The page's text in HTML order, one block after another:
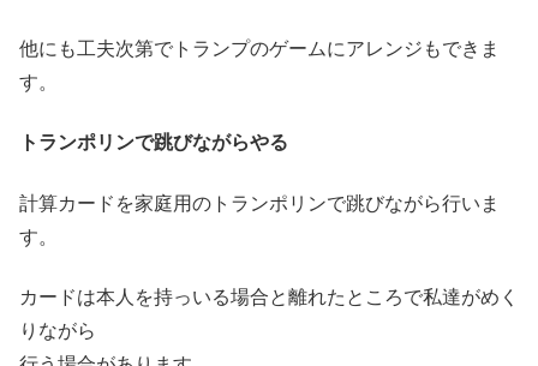
他にも工夫次第でトランプのゲームにアレンジもできま
す。
トランポリンで跳びながらやる
計算カードを家庭用のトランポリンで跳びながら行いま
す。
カードは本人を持っいる場合と離れたところで私達がめく
りながら